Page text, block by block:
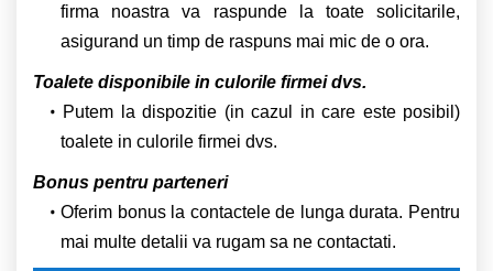
firma noastra va raspunde la toate solicitarile,
asigurand un timp de raspuns mai mic de o ora.
Toalete disponibile in culorile firmei dvs.
Putem la dispozitie (in cazul in care este posibil)
toalete in culorile firmei dvs.
Bonus pentru parteneri
Oferim bonus la contactele de lunga durata. Pentru
mai multe detalii va rugam sa ne contactati.